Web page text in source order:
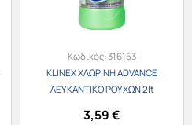
Κωδικός:316153
KLINEX ΧΛΩΡΙΝΗ ADVANCE
ΛΕΥΚΑΝΤΙΚΟ ΡΟΥΧΩΝ 2lt
3,59€